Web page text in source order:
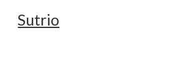
Sutrio